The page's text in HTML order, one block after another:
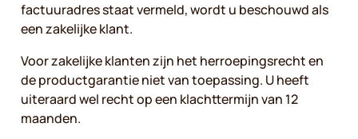
factuuradres staat vermeld, wordt u beschouwd als
een zakelijke klant.
Voor zakelijke klanten zijn het herroepingsrecht en
de productgarantie niet van toepassing. U heeft
uiteraard wel recht op een klachttermijn van 12
maanden.